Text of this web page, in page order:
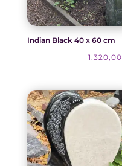
Indian Black 40 x 60 cm
1.320,00